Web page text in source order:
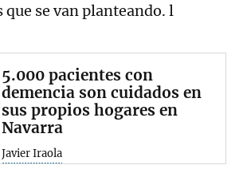
que se van planteando. l
5.000 pacientes con
demencia son cuidados en
sus propios hogares en
Navarra
Javier Iraola